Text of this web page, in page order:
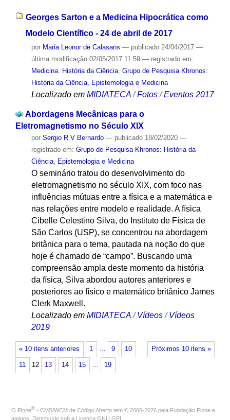
Georges Sarton e a Medicina Hipocrática como
Modelo Científico - 24 de abril de 2017
por Maria Leonor de Calasans — publicado24/04/2017 —
última modificação02/05/2017 11:59 — registrado em:
Medicina, História da Ciência, Grupo de Pesquisa Khronos:
História da Ciência, Epistemologia e Medicina
Localizado em MIDIATECA /Fotos /Eventos 2017
Abordagens Mecânicas para o
Eletromagnetismo no Século XIX
por Sergio R V Bernardo — publicado18/02/2020 —
registrado em: Grupo de Pesquisa Khronos: História da
Ciência, Epistemologia e Medicina
O seminário tratou do desenvolvimento do
eletromagnetismo no século XIX, com foco nas
influências mútuas entre a física e a matemática e
nas relações entre modelo e realidade. A física
Cibelle Celestino Silva, do Instituto de Física de
São Carlos (USP), se concentrou na abordagem
britânica para o tema, pautada na noção do que
hoje é chamado de “campo”. Buscando uma
compreensão ampla deste momento da história
da física, Silva abordou autores anteriores e
posteriores ao físico e matemático britânico James
Clerk Maxwell.
Localizado em MIDIATECA /Vídeos /Vídeos
2019
« 10 itens anteriores Próximos 10 itens »
1 … 9 10
11 12 13 14 15 … 19
O Plone® - CMS/WCM de Código Aberto tem © 2000-2026 pela Fundação Plone e
amigos. Distribuído sob a Licença GNU GPL